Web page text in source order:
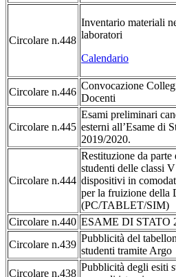
Circolare n.448
Inventario materiali
laboratori
Calendario
Circolare n.446
Convocazione
Docenti
Circolare n.445
Esami preliminari
esterni all’Esame di
2019/2020.
Circolare n.444
Restituzione da parte
studenti delle classi
dispositivi in
per la fruizione della
(PC/TABLET/SIM)
Circolare n.440 ESAME DI STATO
Circolare n.439
Pubblicità del
studenti tramite Argo
Circolare n.438
Pubblicità degli esiti